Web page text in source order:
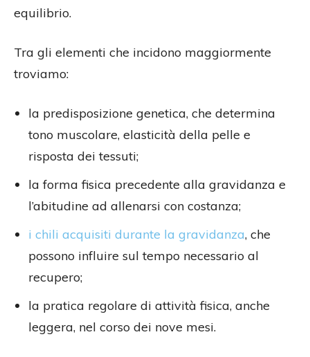
equilibrio.
Tra gli elementi che incidono maggiormente
troviamo:
la predisposizione genetica, che determina
tono muscolare, elasticità della pelle e
risposta dei tessuti;
la forma fisica precedente alla gravidanza e
l’abitudine ad allenarsi con costanza;
i chili acquisiti durante la gravidanza, che
possono influire sul tempo necessario al
recupero;
la pratica regolare di attività fisica, anche
leggera, nel corso dei nove mesi.